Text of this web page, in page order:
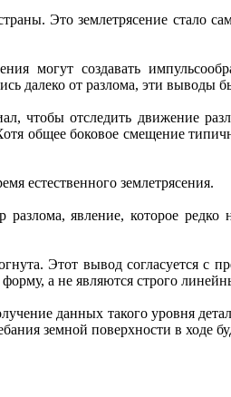
Это землетрясение стало
могут создавать
далеко от разлома, эти выводы
чтобы отследить движение
общее боковое смещение
естественного землетрясения.
разлома, явление, которое
Этот вывод согласуется с
а не являются строго
данных такого уровня
земной поверхности в ходе